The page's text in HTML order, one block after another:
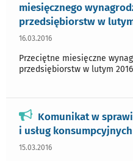
miesięcznego
przedsiębiorstw w
16.03.2016
Przeciętne miesięczne
przedsiębiorstw w lutym 2016
Komunikat w
i usług
15.03.2016